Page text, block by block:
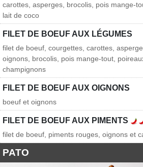
carottes, asperges, brocolis, pois mange-
lait de coco
FILET DE BOEUF AUX LÉGUMES
filet de boeuf, courgettes, carottes,
oignons, brocolis, pois mange-tout,
champignons
FILET DE BOEUF AUX OIGNONS
boeuf et oignons
FILET DE BOEUF AUX PIMENTS
filet de boeuf, piments rouges, oignons et
PATO